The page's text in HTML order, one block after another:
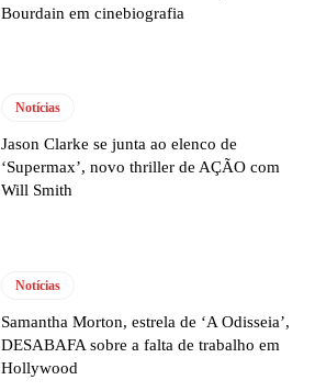
Bourdain em cinebiografia
Notícias
Jason Clarke se junta ao elenco de
‘Supermax’, novo thriller de AÇÃO com
Will Smith
Notícias
Samantha Morton, estrela de ‘A Odisseia’,
DESABAFA sobre a falta de trabalho em
Hollywood